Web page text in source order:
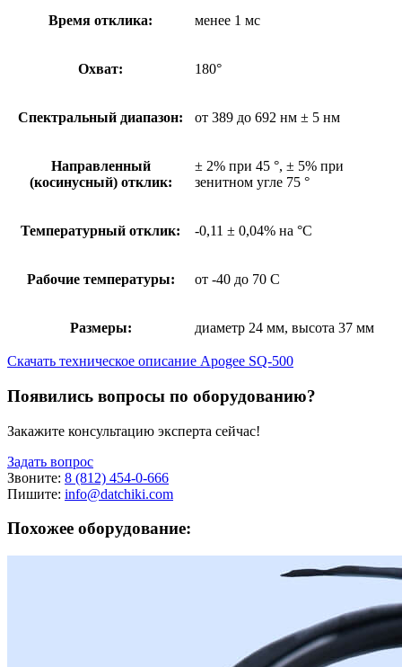
Время отклика: менее 1 мс
Охват: 180°
Спектральный диапазон: от 389 до 692 нм ± 5 нм
Направленный
(косинусный) отклик:
± 2% при 45 °, ± 5% при
зенитном угле 75 °
Температурный отклик: -0,11 ± 0,04% на °C
Рабочие температуры: от -40 до 70 С
Размеры: диаметр 24 мм, высота 37 мм
Скачать техническое описание Apogee SQ-500
Появились вопросы по оборудованию?
Закажите консультацию эксперта сейчас!
Задать вопрос
Звоните: 8 (812) 454-0-666
Пишите: info@datchiki.com
Похожее оборудование: